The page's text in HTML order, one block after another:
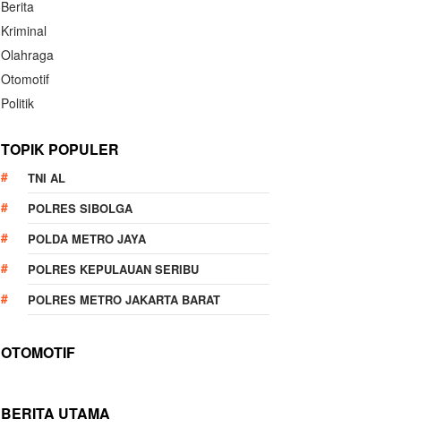
Berita
Kriminal
Olahraga
Otomotif
Politik
TOPIK POPULER
TNI AL
POLRES SIBOLGA
POLDA METRO JAYA
POLRES KEPULAUAN SERIBU
POLRES METRO JAKARTA BARAT
OTOMOTIF
BERITA UTAMA